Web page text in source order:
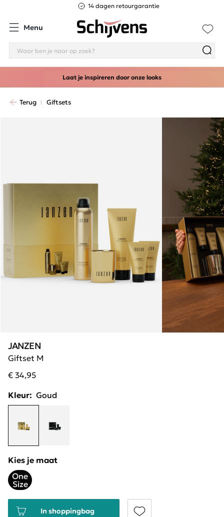
14 dagen retourgarantie
Menu
Laat je inspireren door onze looks
Terug Giftsets
Giftset M
JANZEN
€ 34,95
Kleur: Goud
Kies je maat
One
Size
In shoppingbag